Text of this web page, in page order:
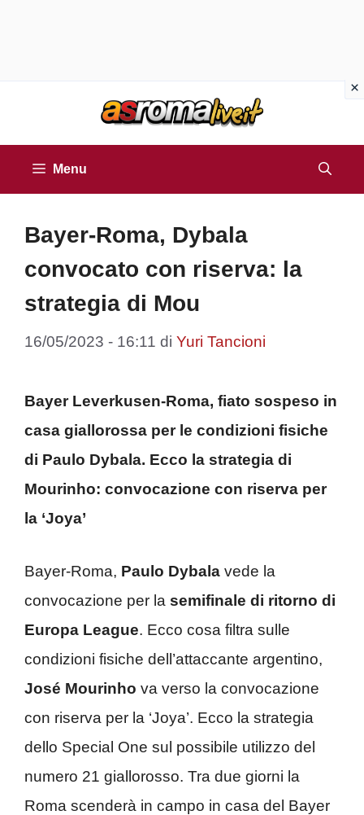
Menu
Bayer-Roma, Dybala
convocato con riserva: la
strategia di Mou
16/05/2023 - 16:11 di Yuri Tancioni
Bayer Leverkusen-Roma, fiato sospeso in
casa giallorossa per le condizioni fisiche
di Paulo Dybala. Ecco la strategia di
Mourinho: convocazione con riserva per
la ‘Joya’
Bayer-Roma, Paulo Dybala vede la
convocazione per la semifinale di ritorno di
Europa League. Ecco cosa filtra sulle
condizioni fisiche dell’attaccante argentino,
José Mourinho va verso la convocazione
con riserva per la ‘Joya’. Ecco la strategia
dello Special One sul possibile utilizzo del
numero 21 giallorosso. Tra due giorni la
Roma scenderà in campo in casa del Bayer